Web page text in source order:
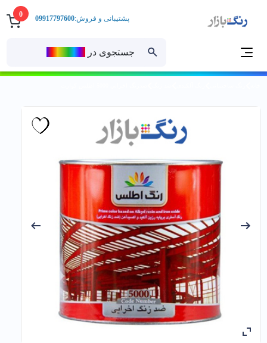
0
جستجوی در
پشتیبانی و فروش:09917797600